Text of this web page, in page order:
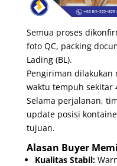
Semua proses
foto QC, packing
Lading (BL).
Pengiriman
waktu tempuh sekitar
Selama perjalanan,
update posisi
tujuan.
Alasan Buyer
Kualitas Stabil: